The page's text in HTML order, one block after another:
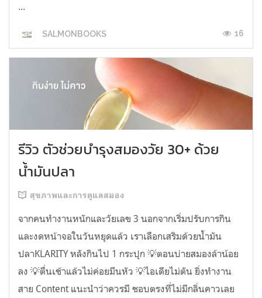
...
SALMONBOOKS 16
รีวิว ตัวช่วยบำรุงสมองวัย 30+ ด้วย
น้ำมันปลา
สุขภาพและการดูแลสมอง
จากคนทำงานหนักและวัยเลข 3 นอกจากเริ่มปรับการกิน
และงดหน้าจอในวันหยุดแล้ว เราเลือกเสริมด้วยน้ำมัน
ปลาKLARITY หลังกินไป 1 กระปุก 💡ตอนบ่ายสมองล้าน้อย
ลง 💡ตื่นเช้าแล้วไม่ค่อยมึนหัว 💡ไอเดียไม่ตัน ยิ่งทำงาน
สาย Content แนะนำว่าควรมี ชอบตรงที่ไม่มีกลิ่นคาวเลย